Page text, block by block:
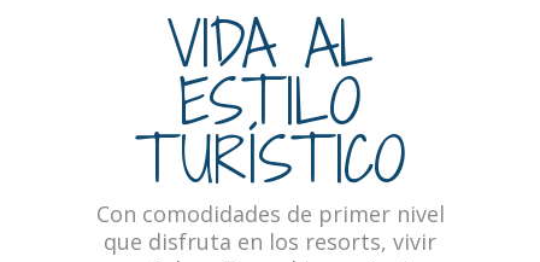
VIDA AL
ESTILO
TURÍSTICO
Con comodidades de primer nivel
que disfruta en los resorts, vivir